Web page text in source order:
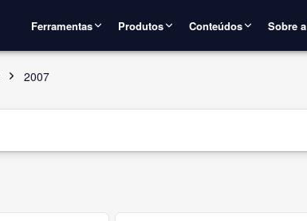
Ferramentas Produtos Conteúdos Sobre
2007